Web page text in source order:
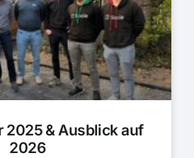
2025 & Ausblick auf
2026